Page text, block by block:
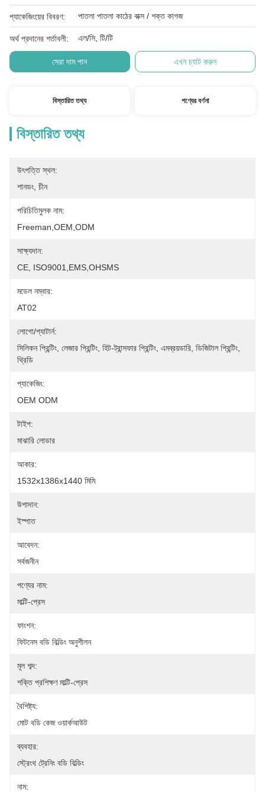
প্যাকেজিংয়ের বিবরণ: পাতলা পাতলা কাঠের বাক্স / শক্ত কাগজ
অর্থ প্রদানের শর্তাবলী: এল/সি, টি/টি
সেরা দাম পান এখন চ্যাট করুন
বিস্তারিত তথ্য পণ্যের বর্ণনা
বিস্তারিত তথ্য
উৎপত্তি স্থল:
শানডং, চীন
পরিচিতিমুলক নাম:
Freeman,OEM,ODM
সাক্ষ্যদান:
CE, ISO9001,EMS,OHSMS
মডেল নম্বার:
AT02
লোগো/প্যাটার্ন:
সিলিকন প্রিন্টিং, লেজার প্রিন্টিং, হিট-ট্রান্সফার প্রিন্টিং, এমব্রয়ডারি, ডিজিটাল প্রিন্টিং,
থ্রিডি
প্যাকেজিং:
OEM ODM
টাইপ:
মাঝারি লোডার
আকার:
1532x1386x1440 মিমি
উপাদান:
ইস্পাত
আবেদন:
সর্বজনীন
পণ্যের নাম:
মাল্টি-প্রেস
ফাংশন:
ফিটনেস বডি বিল্ডিং অনুশীলন
মূল শব্দ:
শক্তি প্রশিক্ষণ মাল্টি-প্রেস
বৈশিষ্ট্য:
মোট বডি কেজ ওয়ার্কআউট
ব্যবহার:
স্ট্রেংথ ট্রেনিং বডি বিল্ডিং
নাম: